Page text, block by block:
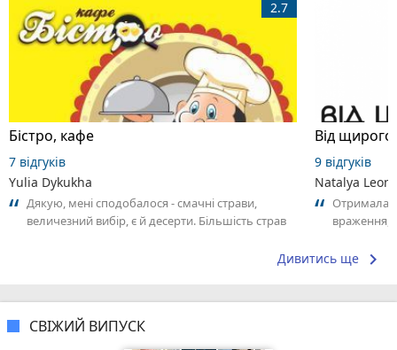
Бістро, кафе
2.7
7 відгуків
Yulia Dykukha
Дякую, мені сподобалося - смачні страви,
величезний вибір, є й десерти. Більшість страв
9 відгуків
Natalya
Отримала
враження,
Дивитись ще keyboard_arrow_right
СВІЖИЙ ВИПУСК